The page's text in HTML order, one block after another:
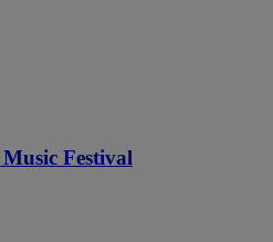
Festival